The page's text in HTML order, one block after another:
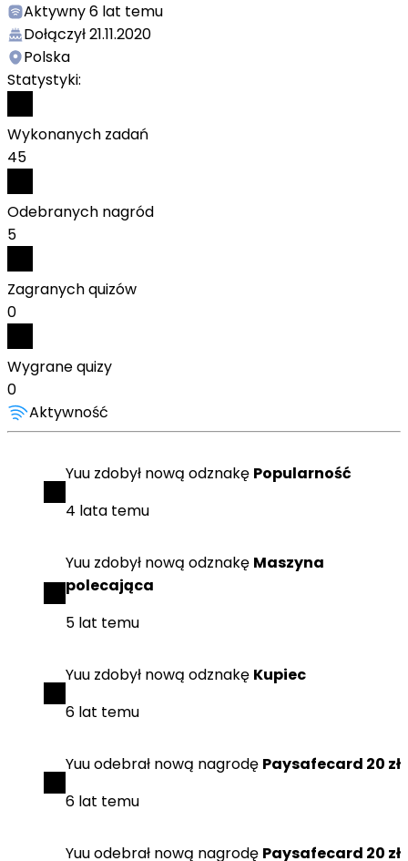
Aktywny6 lat temu
Dołączył21.11.2020
Polska
Statystyki:
Wykonanych zadań
45
Odebranych nagród
5
Zagranych quizów
0
Wygrane quizy
0
Aktywność
Yuu zdobył nową odznakę Popularność
4 lata temu
Yuu zdobył nową odznakę Maszyna
polecająca
5 lat temu
Yuu zdobył nową odznakę Kupiec
6 lat temu
Yuuodebrał nową nagrodę Paysafecard 20 zł
6 lat temu
Yuuodebrał nową nagrodę Paysafecard 20 zł